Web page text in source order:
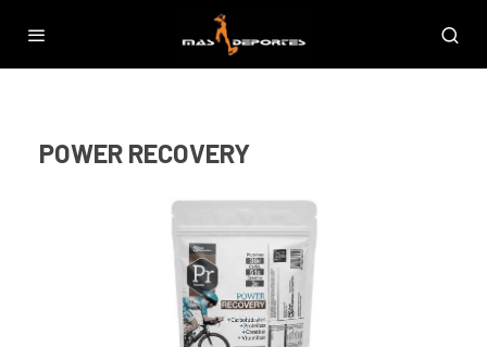
POWER RECOVERY